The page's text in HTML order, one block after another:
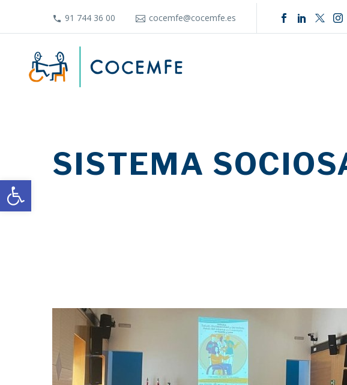
Abrir barra de herramientas
91 744 36 00 cocemfe@cocemfe.es
SISTEMA